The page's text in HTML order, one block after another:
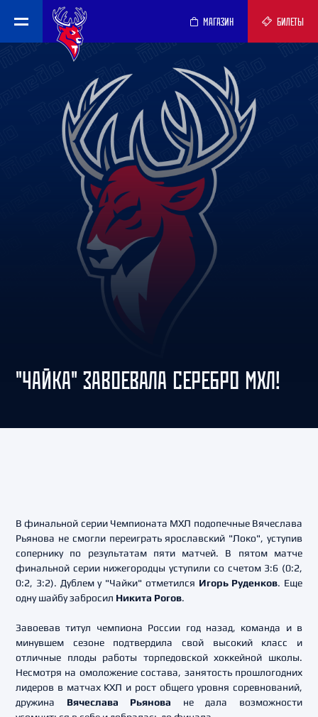
МАГАЗИН БИЛЕТЫ
"ЧАЙКА" ЗАВОЕВАЛА СЕРЕБРО МХЛ!
В финальной серии Чемпионата МХЛ подопечные Вячеслава
Рьянова не смогли переиграть ярославский "Локо", уступив
сопернику по результатам пяти матчей. В пятом матче
финальной серии нижегородцы уступили со счетом 3:6 (0:2,
0:2, 3:2). Дублем у "Чайки" отметился Игорь Руденков. Еще
одну шайбу забросил Никита Рогов.
Завоевав титул чемпиона России год назад, команда и в
минувшем сезоне подтвердила свой высокий класс и
отличные плоды работы торпедовской хоккейной школы.
Несмотря на омоложение состава, занятость прошлогодних
лидеров в матчах КХЛ и рост общего уровня соревнований,
дружина Вячеслава Рьянова не дала возможности